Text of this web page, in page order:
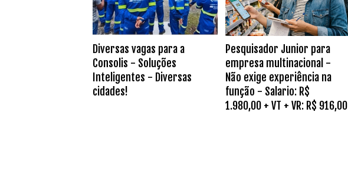
Diversas vagas para a
Consolis - Soluções
Inteligentes - Diversas
cidades!
Pesquisador Junior para
empresa multinacional -
Não exige experiência na
função - Salario: R$
1.980,00 + VT + VR: R$ 916,00